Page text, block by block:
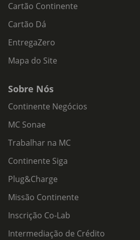
Cartão Continente
Cartão Dá
EntregaZero
Mapa do Site
Sobre Nós
Continente Negócios
MC Sonae
Trabalhar na MC
Continente Siga
Plug&Charge
Missão Continente
Inscrição Co-Lab
Intermediação de Crédito